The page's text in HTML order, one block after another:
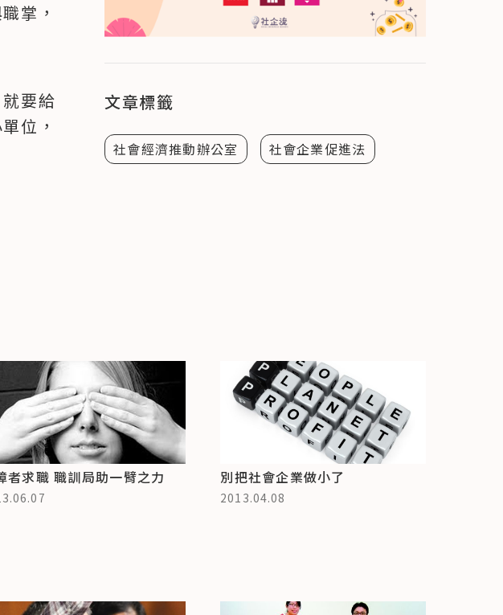
掌，
要給
位，
文章標籤
社會經濟推動辦公室 社會企業促進法
者求職 職訓局助一臂之力 別把社會企業做小了
2013.04.08